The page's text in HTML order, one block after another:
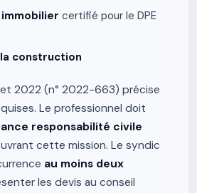
certifié pour le DPE
construction
2022 (n° 2022-663) précise
Le professionnel doit
responsabilité civile
cette mission. Le syndic
au moins deux
les devis au conseil